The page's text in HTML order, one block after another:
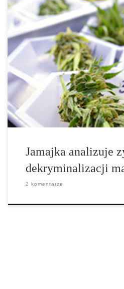
Prawa marihuany na Jamajce
zmianom, które jak się oczekuje,
marihuany. Jamajski minister
ogłosił w zeszły czwartek
posiadania marihuany. Wniosek
z marihuany […]
Jamajka analizuje
dekryminalizacji
2 komentarze